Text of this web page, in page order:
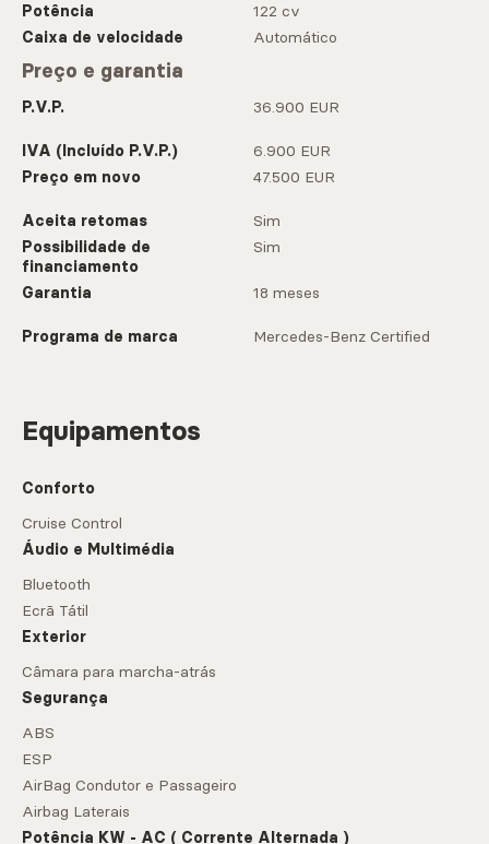
Potência
122 cv
Caixa de velocidade
Automático
Preço e garantia
P.V.P. 36.900 EUR
IVA (Incluído P.V.P.)
6.900 EUR
Preço em novo
47.500 EUR
Aceita retomas
Sim
Possibilidade de
financiamento
Sim
Garantia 18 meses
Programa de marca Mercedes-Benz Certified
Equipamentos
Conforto
Cruise Control
Áudio e Multimédia
Bluetooth
Ecrã Tátil
Exterior
Câmara para marcha-atrás
Segurança
ABS
ESP
AirBag Condutor e Passageiro
Airbag Laterais
Potência KW - AC ( Corrente Alternada )